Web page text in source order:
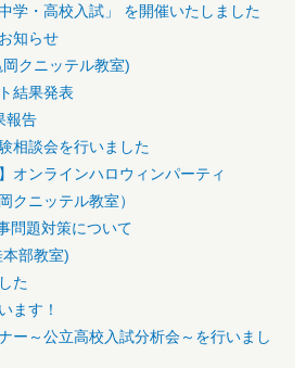
学・高校入試」 を開催いたしました
知らせ
クニッテル教室)
結果発表
報告
相談会を行いました
オンラインハロウィンパーティ
クニッテル教室）
問題対策について
部教室)
た
ます！
ー～公立高校入試分析会～を行いまし